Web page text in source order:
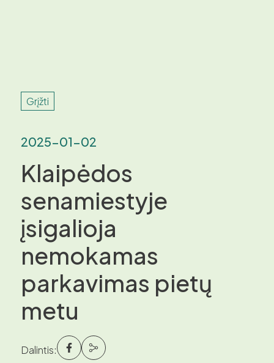
Grįžti
2025-01-02
Klaipėdos
senamiestyje
įsigalioja
nemokamas
parkavimas pietų
metu
Dalintis: